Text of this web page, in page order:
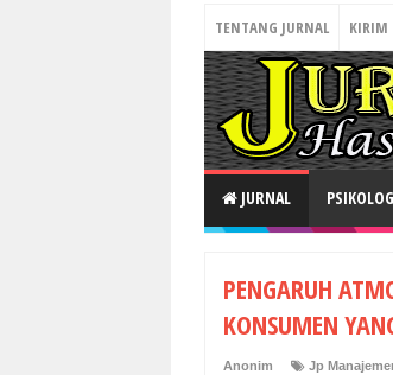
TENTANG JURNAL KIRIM
JURNAL
PENGARUH
KONSUMEN
Anonim Jp